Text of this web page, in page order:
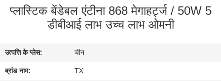
भ्रमण
नियंत्रण
प्लास्टिक बेंडेबल एंटीना 868 मेगाहर्ट्ज / 50W 5
डीबीआई लाभ उच्च लाभ ओमनी
उत्पत्ति के प्लेस: चीन
ब्रांड नाम: TX